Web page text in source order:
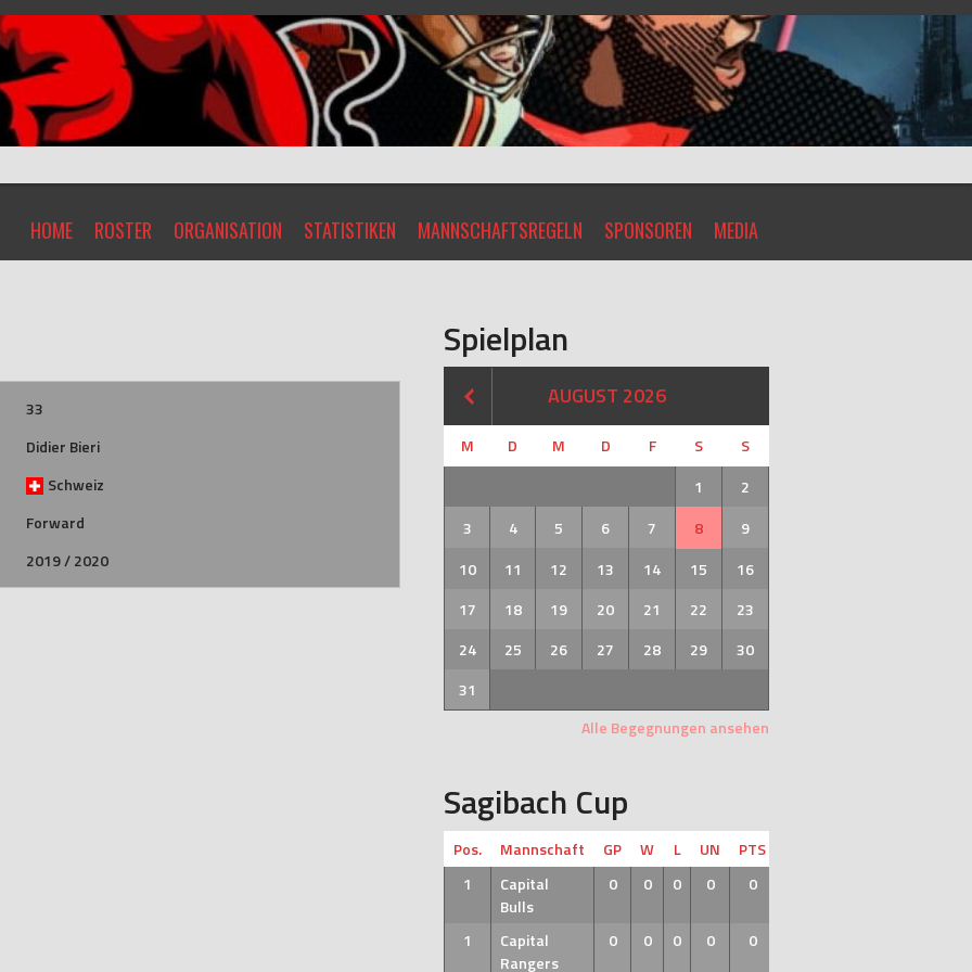
HOME ROSTER ORGANISATION STATISTIKEN MANNSCHAFTSREGELN SPONSOREN MEDIA
33
Didier Bieri
Schweiz
Forward
2019 / 2020
Spielplan
AUGUST 2026
M D M D F S
S
1
2
3
4 5 6 7 8
9
10
11 12 13 14 15
16
17
18 19 20 21 22
23
24
25 26 27 28 29
30
31
Alle Begegnungen ansehen
Sagibach Cup
Pos. Mannschaft GP W L UN
PTS
1
Capital
Bulls
0 0 0 0 0
1
Capital
Rangers
0 0 0 0 0